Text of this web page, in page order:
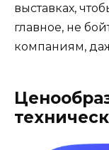
выставках,
главное, не
компаниям,